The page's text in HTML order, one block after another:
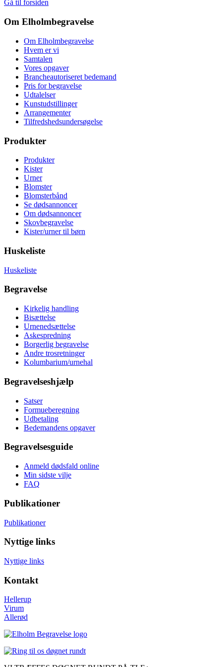
Gå til forsiden
Om Elholmbegravelse
Om Elholmbegravelse
Hvem er vi
Samtalen
Vores opgaver
Brancheautoriseret bedemand
Pris for begravelse
Udtalelser
Kunstudstillinger
Arrangementer
Tilfredshedsundersøgelse
Produkter
Produkter
Kister
Urner
Blomster
Blomsterbånd
Se dødsannoncer
Om dødsannoncer
Skovbegravelse
Kister/urner til børn
Huskeliste
Huskeliste
Begravelse
Kirkelig handling
Bisættelse
Urnenedsættelse
Askespredning
Borgerlig begravelse
Andre trosretninger
Kolumbarium/urnehal
Begravelseshjælp
Satser
Formueberegning
Udbetaling
Bedemandens opgaver
Begravelsesguide
Anmeld dødsfald online
Min sidste vilje
FAQ
Publikationer
Publikationer
Nyttige links
Nyttige links
Kontakt
Hellerup
Virum
Allerød